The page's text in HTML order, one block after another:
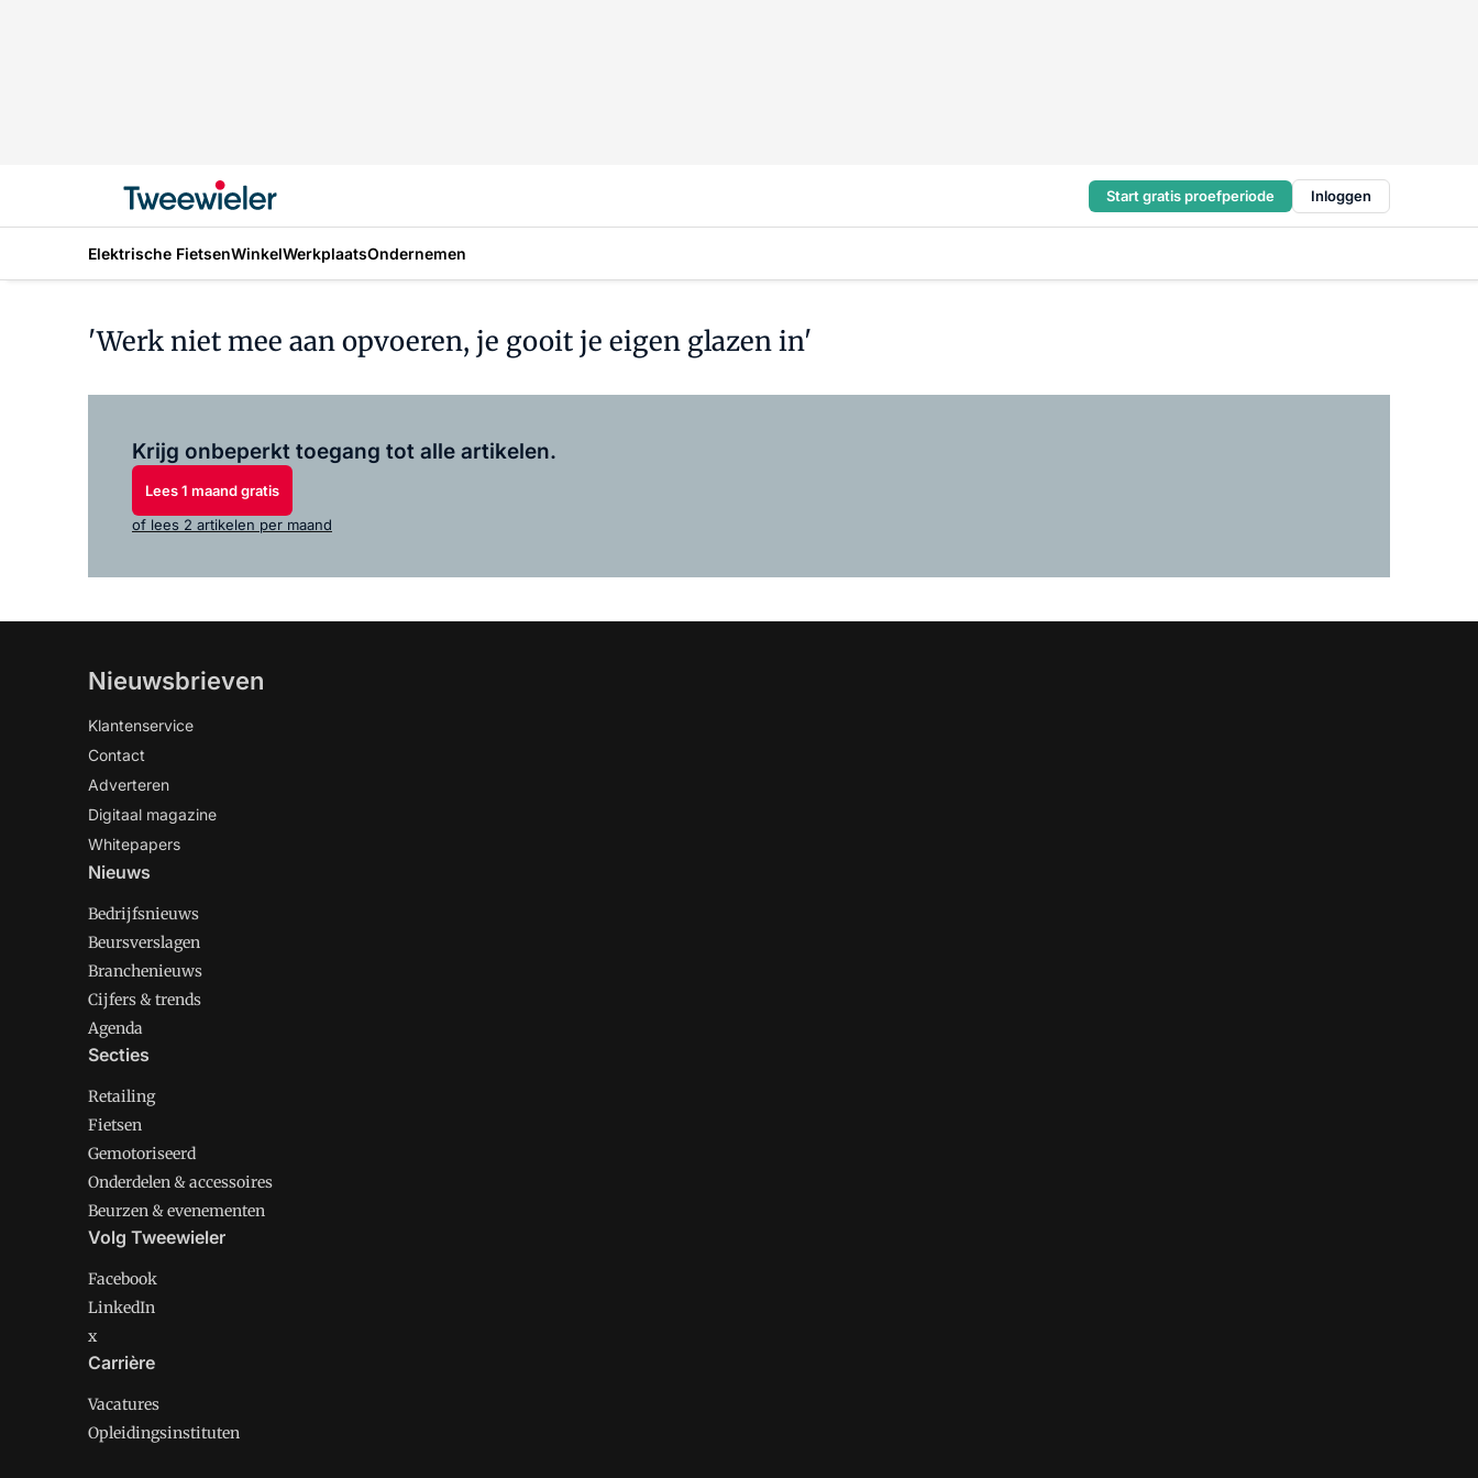
Start gratis proefperiode Inloggen
Elektrische FietsenWinkelWerkplaatsOndernemen
'Werk niet mee aan opvoeren, je gooit je eigen glazen in'
Krijg onbeperkt toegang tot alle artikelen.
Lees 1 maand gratis
of lees 2 artikelen per maand
Nieuwsbrieven
Klantenservice
Contact
Adverteren
Digitaal magazine
Whitepapers
Nieuws
Bedrijfsnieuws
Beursverslagen
Branchenieuws
Cijfers & trends
Agenda
Secties
Retailing
Fietsen
Gemotoriseerd
Onderdelen & accessoires
Beurzen & evenementen
Volg Tweewieler
Facebook
LinkedIn
x
Carrière
Vacatures
Opleidingsinstituten